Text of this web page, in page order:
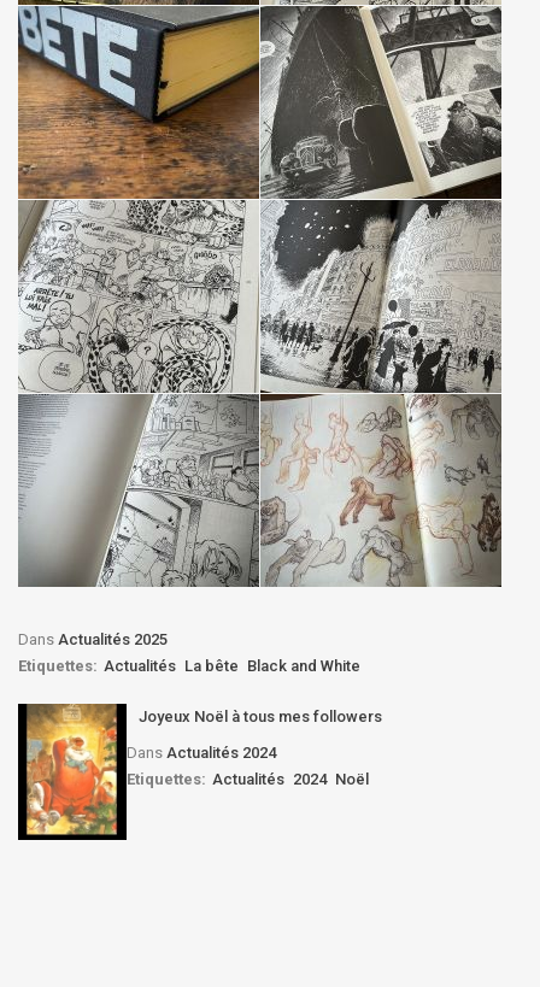
Dans Actualités 2025
Etiquettes: Actualités La bête Black and White
Joyeux Noël à tous mes followers
Dans Actualités 2024
Etiquettes: Actualités 2024 Noël